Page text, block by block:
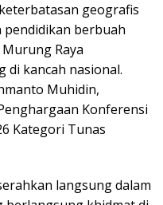
geografis
pendidikan berbuah
Raya
di kancah nasional.
Muhidin,
Konferensi
Kategori Tunas
langsung dalam